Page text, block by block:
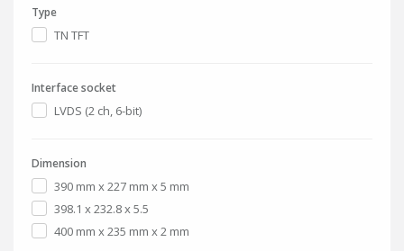
Type
TN TFT
Interface socket
LVDS (2 ch, 6-bit)
Dimension
390 mm x 227 mm x 5 mm
398.1 x 232.8 x 5.5
400 mm x 235 mm x 2 mm